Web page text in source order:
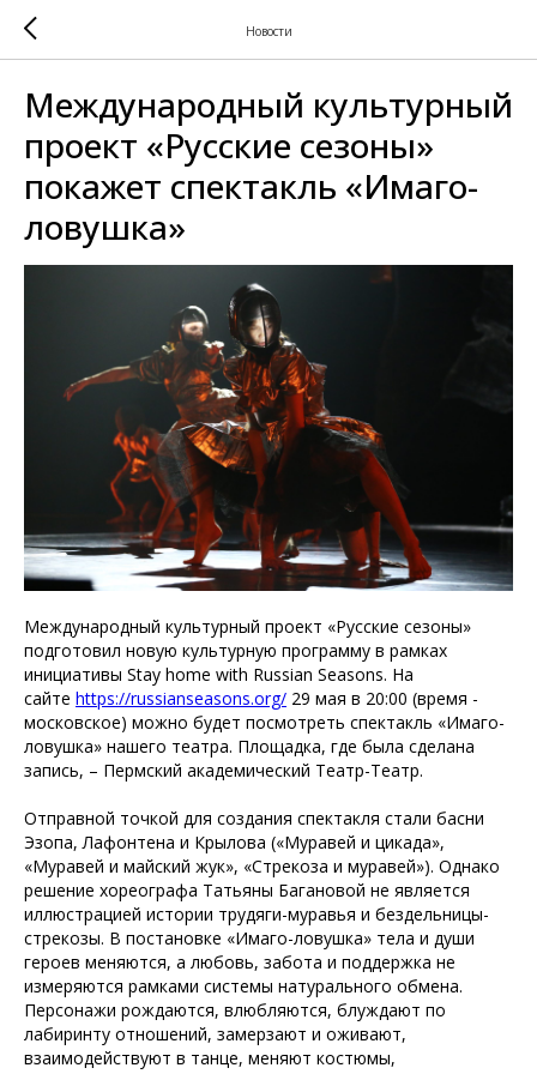
Новости
Международный культурный
проект «Русские сезоны»
покажет спектакль «Имаго-
ловушка»
Международный культурный проект «Русские сезоны»
подготовил новую культурную программу в рамках
инициативы Stay home with Russian Seasons. На
сайте https://russianseasons.org/ 29 мая в 20:00 (время -
московское) можно будет посмотреть спектакль «Имаго-
ловушка» нашего театра. Площадка, где была сделана
запись, – Пермский академический Театр-Театр.
Отправной точкой для создания спектакля стали басни
Эзопа, Лафонтена и Крылова («Муравей и цикада»,
«Муравей и майский жук», «Стрекоза и муравей»). Однако
решение хореографа Татьяны Багановой не является
иллюстрацией истории трудяги-муравья и бездельницы-
стрекозы. В постановке «Имаго-ловушка» тела и души
героев меняются, а любовь, забота и поддержка не
измеряются рамками системы натурального обмена.
Персонажи рождаются, влюбляются, блуждают по
лабиринту отношений, замерзают и оживают,
взаимодействуют в танце, меняют костюмы,